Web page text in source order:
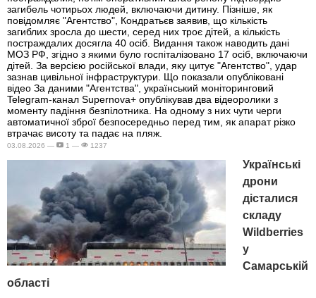
загибель чотирьох людей, включаючи дитину. Пізніше, як
повідомляє "Агентство", Кондратьєв заявив, що кількість
загиблих зросла до шести, серед них троє дітей, а кількість
постраждалих досягла 40 осіб. Видання також наводить дані
МОЗ РФ, згідно з якими було госпіталізовано 17 осіб, включаючи
дітей. За версією російської влади, яку цитує "Агентство", удар
зазнав цивільної інфраструктури. Що показали опубліковані
відео За даними "Агентства", український моніторинговий
Telegram-канал Supernova+ опублікував два відеоролики з
моменту падіння безпілотника. На одному з них чути черги
автоматичної зброї безпосередньо перед тим, як апарат різко
втрачає висоту та падає на пляж.
03.08.2026 — 1 — 1237
Українські
дрони
дісталися
складу
Wildberries
у
Самарській
області